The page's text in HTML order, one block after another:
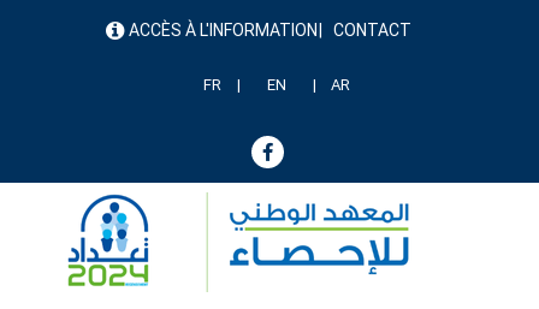
menu ACCÈS À L'INFORMATION CONTACT
FR EN AR